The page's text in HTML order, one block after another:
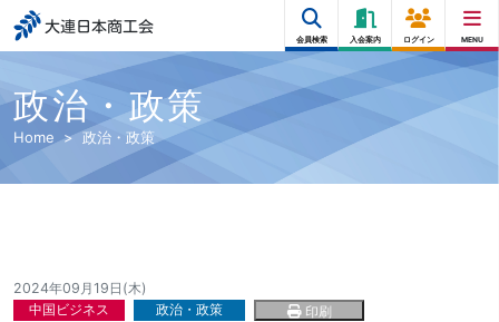
大連日本商工会
会員検索 入会案内 ログイン MENU
政治・政策
Home 政治・政策
2024年09月19日(木)
中国ビジネス
政治・政策 印刷